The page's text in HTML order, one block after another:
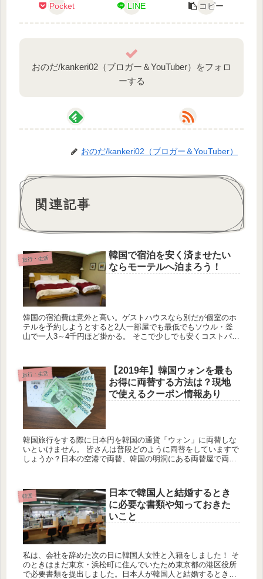
Pocket LINE コピー
おのだ/kankeri02（ブロガー＆YouTuber）をフォロ
ーする
おのだ/kankeri02（ブロガー＆YouTuber）
関連記事
旅行・生活
韓国で宿泊を安く済ませたい
ならモーテルへ泊まろう！
韓国の宿泊費は意外と高い。ゲストハウスなら別だが個室のホ
テルを予約しようとすると2人一部屋でも最低でもソウル・釜
山で一人3～4千円ほど掛かる。 そこで少しでも安くコストパフ
旅行・生活
【2019年】韓国ウォンを最も
お得に両替する方法は？現地
で使えるクーポン情報あり
韓国旅行をする際に日本円を韓国の通貨「ウォン」に両替しな
いといけません。 皆さんは普段どのように両替をしていますで
しょうか？日本の空港で両替、韓国の明洞にある両替屋で両替
韓国
日本で韓国人と結婚するとき
に必要な書類や知っておきた
いこと
私は、会社を辞めた次の日に韓国人女性と入籍をしました！ そ
のときはまだ東京・浜松町に住んでいたため東京都の港区役所
で必要書類を提出しました。日本人が韓国人と結婚するときに